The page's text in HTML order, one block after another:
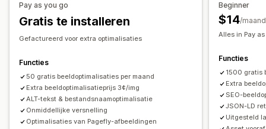
Snelheidsoptimalisatie
Optimalisatie van metagegevens
Automatiseringen
SEO-score
Analytics Concurrentie-analyse Trefwoordanalyse
Snelheidsanalyse Linkanalyse
Tracking
Score-tracking Websiteverkeer
Grootte aanpassen
Pay as you go
Gratis te installeren
Gefactureerd voor extra optimalisaties
Functies
50 gratis beeldoptimalisaties per maand
Extra beeldoptimalisatieprijs 3¢/img
ALT-tekst & bestandsnaamoptimalisatie
Onmiddellijke versnelling
Optimalisaties van Pagefly-afbeeldingen
Beginner
$14/maand
Alles in Pay
Functies
1500 gratis
Extra
SEO-
JSON-LD
Uitgesteld